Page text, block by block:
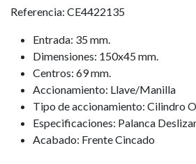
Referencia: CE4422135
Entrada: 35 mm.
Dimensiones: 150x45 mm.
Centros: 69 mm.
Accionamiento: Llave/Manilla
Tipo de accionamiento: Cilindro
Especificaciones: Palanca
Acabado: Frente Cincado